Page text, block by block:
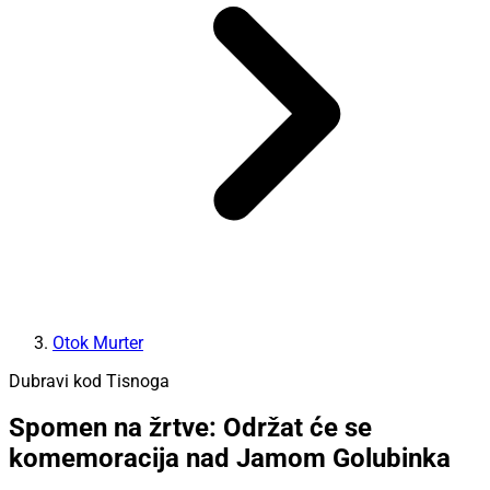
Otok Murter
Dubravi kod Tisnoga
Spomen na žrtve: Održat će se
komemoracija nad Jamom Golubinka